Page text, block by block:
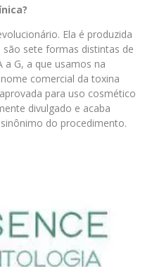
Ela é produzida
sete formas distintas de
G, a que usamos na
comercial da toxina
para uso cosmético
divulgado e acaba
do procedimento.